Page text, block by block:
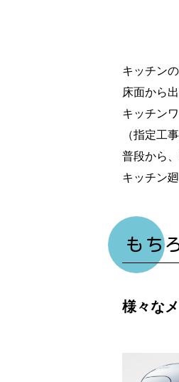
キッチン
床面から
キッチン
（指定工
普段から
キッチン
もち
様々な